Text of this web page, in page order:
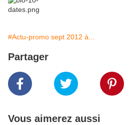
#Actu-promo sept 2012 à...
Partager
Vous aimerez aussi